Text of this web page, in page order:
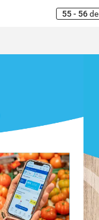
55 - 56 de